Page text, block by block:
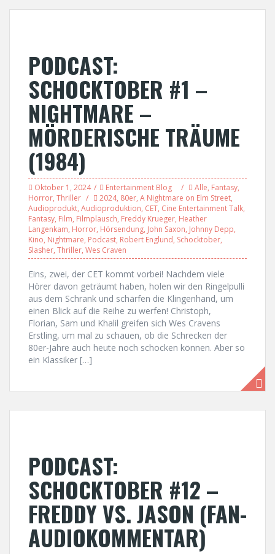
PODCAST:
SCHOCKTOBER #1 –
NIGHTMARE –
MÖRDERISCHE TRÄUME
(1984)
Oktober 1, 2024 Entertainment Blog Alle, Fantasy,
Horror, Thriller 2024, 80er, A Nightmare on Elm Street,
Audioprodukt, Audioproduktion, CET, Cine Entertainment Talk,
Fantasy, Film, Filmplausch, Freddy Krueger, Heather
Langenkam, Horror, Hörsendung, John Saxon, Johnny Depp,
Kino, Nightmare, Podcast, Robert Englund, Schocktober,
Slasher, Thriller, Wes Craven
Eins, zwei, der CET kommt vorbei! Nachdem viele
Hörer davon geträumt haben, holen wir den Ringelpulli
aus dem Schrank und schärfen die Klingenhand, um
einen Blick auf die Reihe zu werfen! Christoph,
Florian, Sam und Khalil greifen sich Wes Cravens
Erstling, um mal zu schauen, ob die Schrecken der
80er-Jahre auch heute noch schocken können. Aber so
ein Klassiker […]
PODCAST:
SCHOCKTOBER #12 –
FREDDY VS. JASON (FAN-
AUDIOKOMMENTAR)